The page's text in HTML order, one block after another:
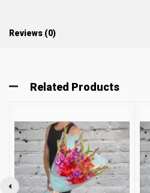
Reviews (0)
Related Products